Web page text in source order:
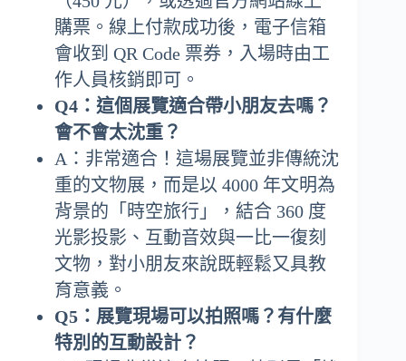
購票。線上付款成功後，電子信箱
會收到 QR Code 票券，入場時由工
作人員核銷即可。
Q4：這個展覽適合帶小朋友去嗎？
會不會太沈重？
A：非常適合！這場展覽並非傳統沈
重的文物展，而是以 4000 年文明為
背景的「時空旅行」，結合 360 度
光影投影、互動音效與一比一復刻
文物，對小朋友來說既輕鬆又具教
育意義。
Q5：展覽現場可以拍照嗎？有什麼
特別的互動設計？